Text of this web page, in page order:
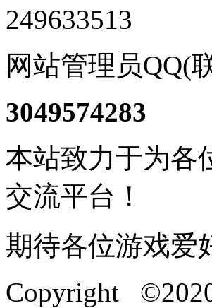
249633513
网站管理员QQ(
3049574283
本站致力于为各
交流平台！
期待各位游戏爱
Copyright